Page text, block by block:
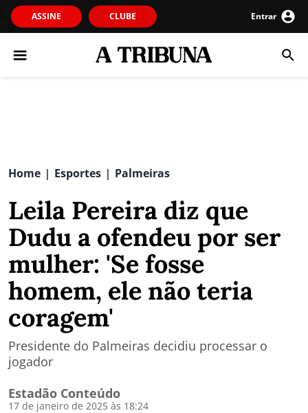
ASSINE CLUBE Entrar
Home | Esportes | Palmeiras
Leila Pereira diz que
Dudu a ofendeu por ser
mulher: 'Se fosse
homem, ele não teria
coragem'
Presidente do Palmeiras decidiu processar o
jogador
Estadão Conteúdo
17 de janeiro de 2025 às 18:24